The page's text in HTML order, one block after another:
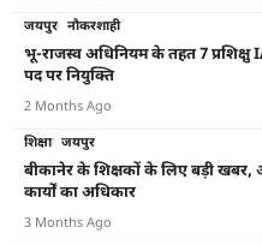
जयपुर नौकरशाही
भू-राजस्व अधिनियम के तहत 7
पद पर नियुक्ति
2 Months Ago
शिक्षा जयपुर
बीकानेर के शिक्षकों के लिए बड़ी खबर,
कार्यों का अधिकार
3 Months Ago